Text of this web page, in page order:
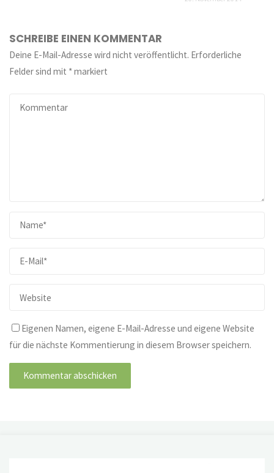
SCHREIBE EINEN KOMMENTAR
Deine E-Mail-Adresse wird nicht veröffentlicht. Erforderliche
Felder sind mit *markiert
Eigenen Namen, eigene E-Mail-Adresse und eigene Website
für die nächste Kommentierung in diesem Browser speichern.